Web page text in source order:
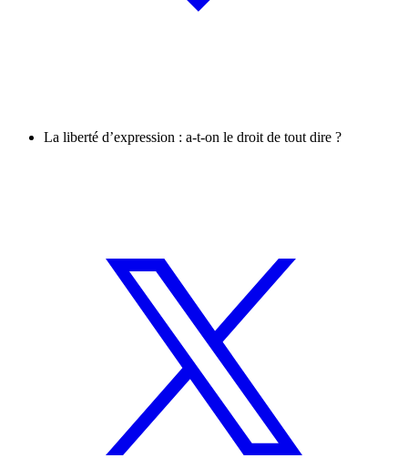
La liberté d’expression : a-t-on le droit de tout dire ?